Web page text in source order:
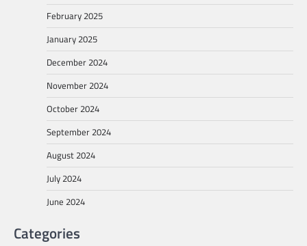
February 2025
January 2025
December 2024
November 2024
October 2024
September 2024
August 2024
July 2024
June 2024
Categories